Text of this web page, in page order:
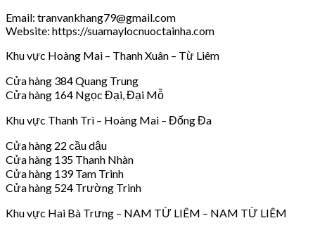
Email: tranvankhang79@gmail.com
Website: https://suamaylocnuoctainha.com
Khu vực Hoàng Mai – Thanh Xuân – Từ Liêm
Cửa hàng 384 Quang Trung
Cửa hàng 164 Ngọc Đại, Đại Mỗ
Khu vực Thanh Trì – Hoàng Mai – Đống Đa
Cửa hàng 22 cầu dậu
Cửa hàng 135 Thanh Nhàn
Cửa hàng 139 Tam Trinh
Cửa hàng 524 Trường Trinh
Khu vực Hai Bà Trưng – NAM TỪ LIÊM – NAM TỪ LIÊM